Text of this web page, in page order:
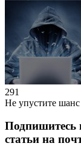
291
Не упустите шанс
Подпишитесь
статьи на